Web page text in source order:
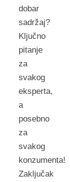
dobar
sadržaj?
Ključno
pitanje
za
svakog
eksperta,
a
posebno
za
svakog
konzumenta!
Zaključak